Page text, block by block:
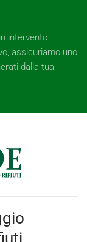
intervento
assicuriamo uno
dalla tua